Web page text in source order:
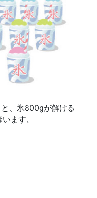
、氷800gが解ける
ます。